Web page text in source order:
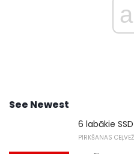
See Newest
6 labākie
PIRKŠANAS